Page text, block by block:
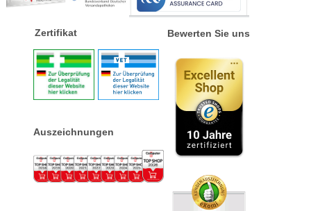
Zertifikat
Auszeichnungen
Bewerten Sie uns